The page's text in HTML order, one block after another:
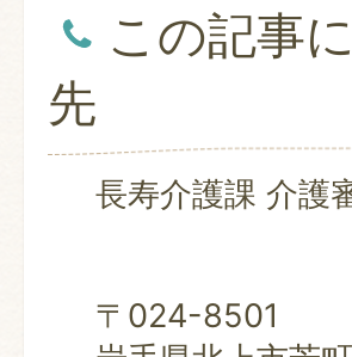
この記事
先
長寿介護課 介護
〒024-8501